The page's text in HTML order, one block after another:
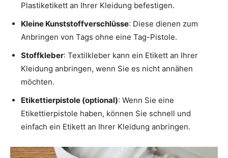
Plastiketikett an Ihrer Kleidung befestigen.
Kleine Kunststoffverschlüsse: Diese dienen zum
Anbringen von Tags ohne eine Tag-Pistole.
Stoffkleber: Textilkleber kann ein Etikett an Ihrer
Kleidung anbringen, wenn Sie es nicht annähen
möchten.
Etikettierpistole (optional): Wenn Sie eine
Etikettierpistole haben, können Sie schnell und
einfach ein Etikett an Ihrer Kleidung anbringen.